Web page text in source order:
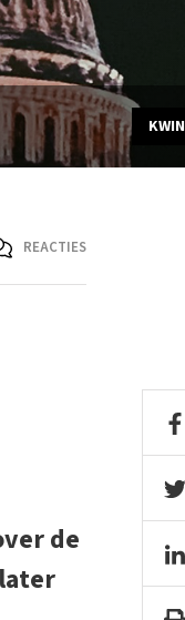
REACTIES
de